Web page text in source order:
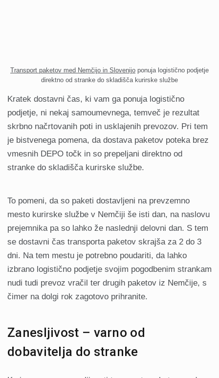
Transport paketov med Nemčijo in Slovenijo ponuja logistično podjetje
direktno od stranke do skladišča kurirske službe
Kratek dostavni čas, ki vam ga ponuja logistično
podjetje, ni nekaj samoumevnega, temveč je rezultat
skrbno načrtovanih poti in usklajenih prevozov. Pri tem
je bistvenega pomena, da dostava paketov poteka brez
vmesnih DEPO točk in so prepeljani direktno od
stranke do skladišča kurirske službe.
To pomeni, da so paketi dostavljeni na prevzemno
mesto kurirske službe v Nemčiji še isti dan, na naslovu
prejemnika pa so lahko že naslednji delovni dan. S tem
se dostavni čas transporta paketov skrajša za 2 do 3
dni. Na tem mestu je potrebno poudariti, da lahko
izbrano logistično podjetje svojim pogodbenim strankam
nudi tudi prevoz vračil ter drugih paketov iz Nemčije, s
čimer na dolgi rok zagotovo prihranite.
Zanesljivost – varno od
dobavitelja do stranke